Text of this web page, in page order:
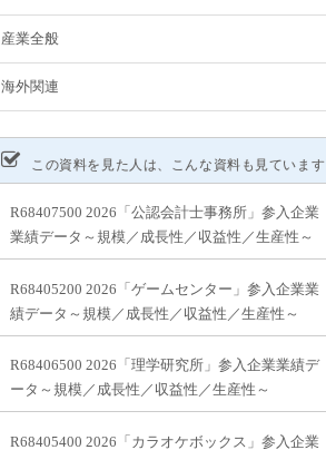
産業全般
海外関連
この資料を見た人は、こんな資料も見ています
R68407500 2026「公認会計士事務所」参入企業
業績データ～規模／成長性／収益性／生産性～
R68405200 2026「ゲームセンター」参入企業業
績データ～規模／成長性／収益性／生産性～
R68406500 2026「理学研究所」参入企業業績デ
ータ～規模／成長性／収益性／生産性～
R68405400 2026「カラオケボックス」参入企業